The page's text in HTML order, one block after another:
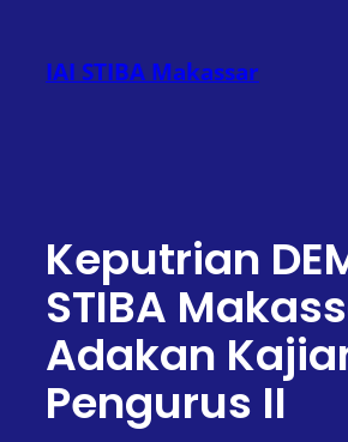
konten
IAI STIBA Makassar
Keputrian
STIBA
Adakan
Pengurus II